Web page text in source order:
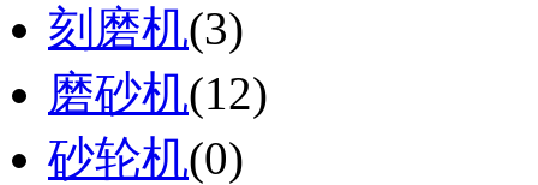
刻磨机(3)
磨砂机(12)
砂轮机(0)